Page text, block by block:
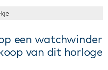
een watchwinder
van dit horloge